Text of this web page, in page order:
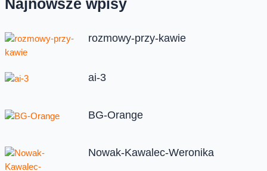
Najnowsze wpisy
rozmowy-przy-kawie
ai-3
BG-Orange
Nowak-Kawalec-Weronika